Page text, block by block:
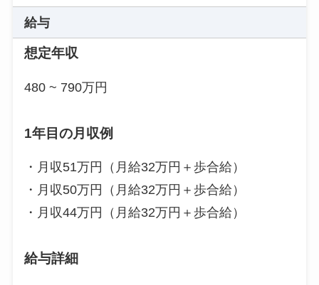
給与
想定年収
480 ~ 790万円
1年目の月収例
・月収51万円（月給32万円＋歩合給）
・月収50万円（月給32万円＋歩合給）
・月収44万円（月給32万円＋歩合給）
給与詳細